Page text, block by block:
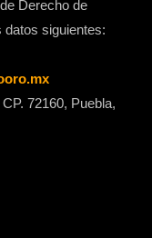
Derecho de
datos siguientes:
72160, Puebla,